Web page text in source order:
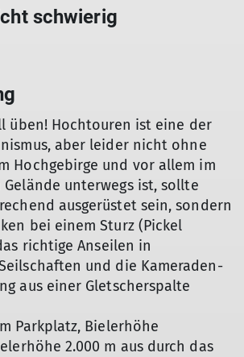
schwierig
üben! Hochtouren ist eine der
aber leider nicht ohne
Hochgebirge und vor allem im
unterwegs ist, sollte
ausgerüstet sein, sondern
bei einem Sturz (Pickel
richtige Anseilen in
und die Kameraden-
aus einer Gletscherspalte
Parkplatz, Bielerhöhe
2.000 m aus durch das